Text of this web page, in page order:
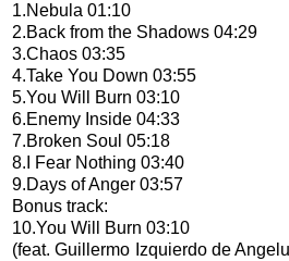
1.Nebula 01:10
2.Back from the Shadows 04:29
3.Chaos 03:35
4.Take You Down 03:55
5.You Will Burn 03:10
6.Enemy Inside 04:33
7.Broken Soul 05:18
8.I Fear Nothing 03:40
9.Days of Anger 03:57
Bonus track:
10.You Will Burn 03:10
(feat. Guillermo Izquierdo de